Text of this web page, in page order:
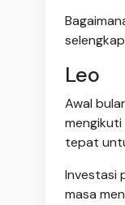
Leo
Awal
tepat
Investasi
masa